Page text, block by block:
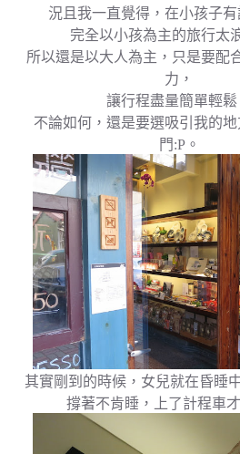
況且我一直覺得，在小孩子有
完全以小孩為主的旅行太
所以還是以大人為主，只是要配
力，
讓行程盡量簡單輕鬆
不論如何，還是要選吸引我的
門:P。
其實剛到的時候，女兒就在昏睡
撐著不肯睡，上了計程車